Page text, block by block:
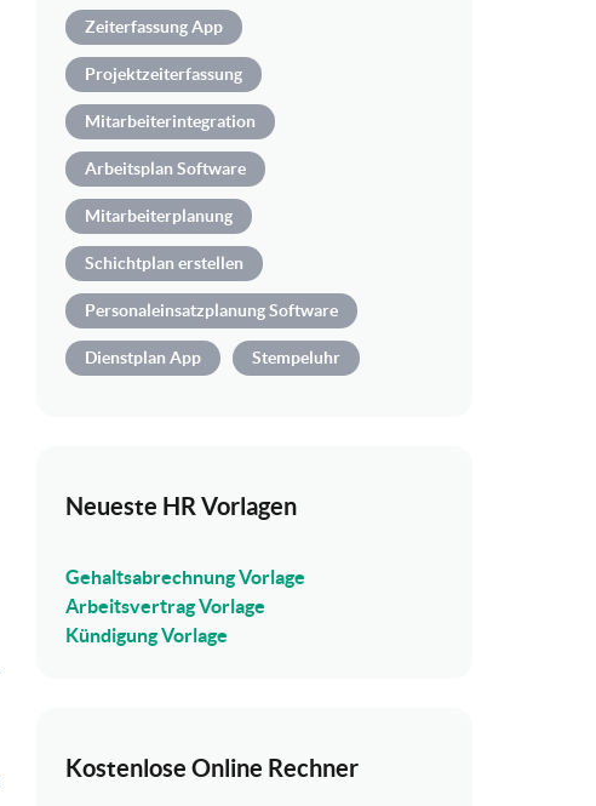
Zeiterfassung App
Projektzeiterfassung
Mitarbeiterintegration
Arbeitsplan Software
Mitarbeiterplanung
Schichtplan erstellen
Personaleinsatzplanung Software
Dienstplan App Stempeluhr
Neueste HR Vorlagen
Gehaltsabrechnung Vorlage
Arbeitsvertrag Vorlage
Kündigung Vorlage
Kostenlose Online Rechner